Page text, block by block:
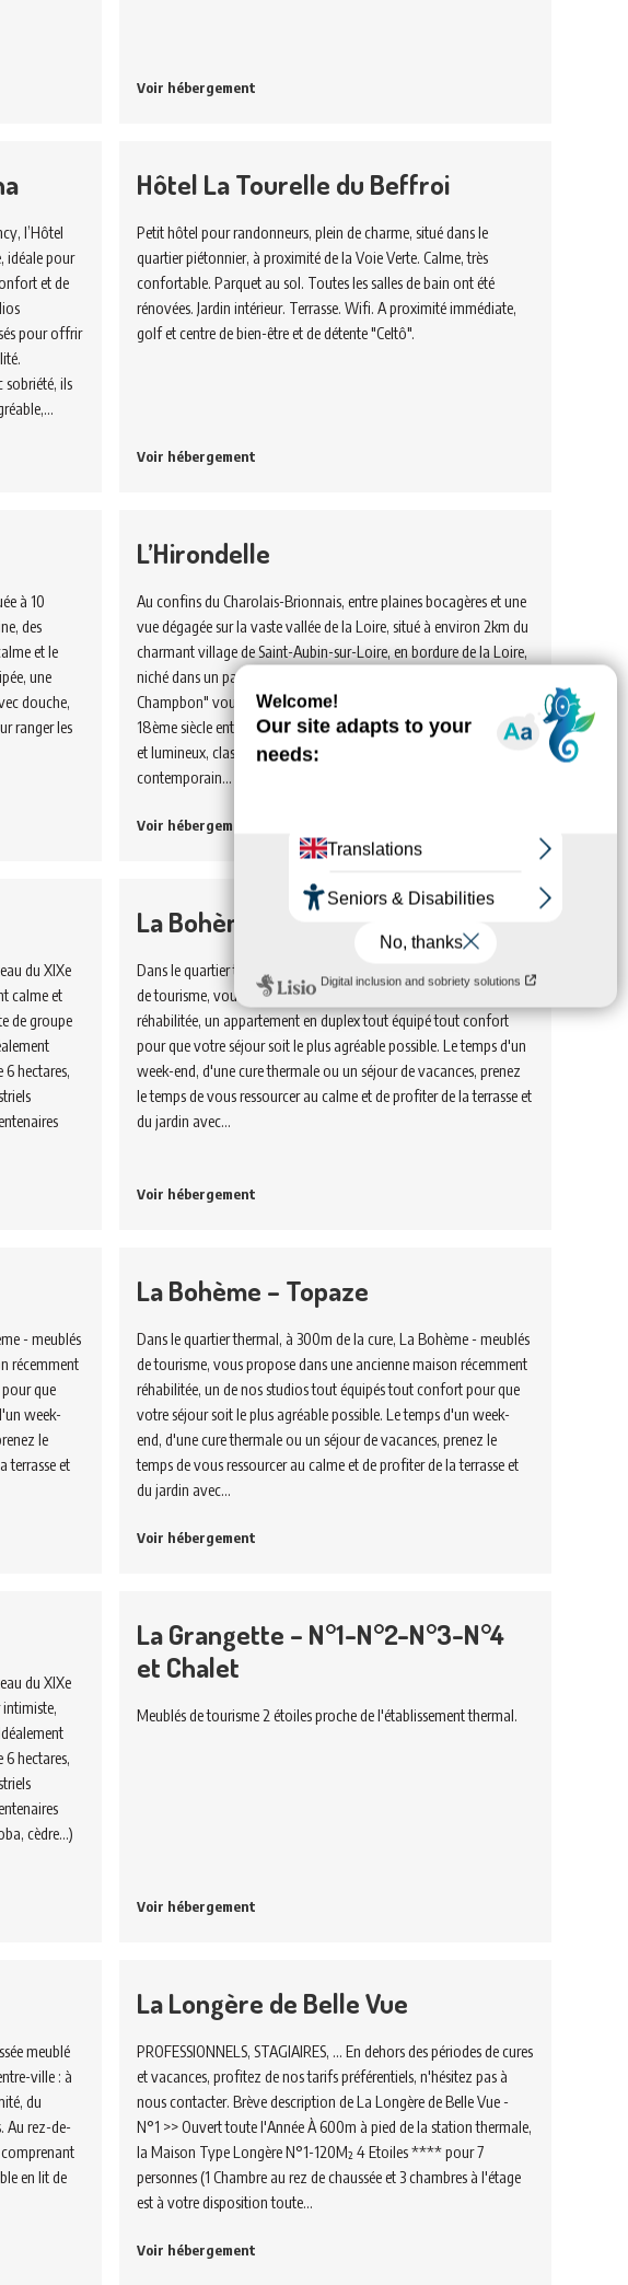
Voir hébergement
l’Hôtel
idéale pour
et de
pour offrir
sobriété, ils
Hôtel La Tourelle du Beffroi
Petit hôtel pour randonneurs, plein de charme, situé dans le
quartier piétonnier, à proximité de la Voie Verte. Calme, très
confortable. Parquet au sol. Toutes les salles de bain ont été
rénovées. Jardin intérieur. Terrasse. Wifi. A proximité immédiate,
golf et centre de bien-être et de détente "Celtô".
Voir hébergement
à 10
des
et le
une
douche,
ranger les
L’Hirondelle
Au confins du Charolais-Brionnais, entre plaines bocagères et une
vue dégagée sur la vaste vallée de la Loire, situé à environ 2km du
charmant village de Saint-Aubin-sur-Loire, en bordure de la Loire,
niché dans un paisible hameau résidentiel, "les Gîtes du
Champbon" vous accueillent dans un ancien corps de ferme du
18ème siècle entièrement restauré. Spacieux gîtes de bon confort
et lumineux, classés 3 étoiles. Doté d'un cachet campagnard
contemporain…
Voir hébergement
du XIXe
calme et
de groupe
6 hectares,
La Bohème – Cornaline
Dans le quartier thermal, à 300m de la cure, La Bohème - meublés
de tourisme, vous propose dans une ancienne maison récemment
réhabilitée, un appartement en duplex tout équipé tout confort
pour que votre séjour soit le plus agréable possible. Le temps d'un
week-end, d'une cure thermale ou un séjour de vacances, prenez
le temps de vous ressourcer au calme et de profiter de la terrasse et
du jardin avec…
Voir hébergement
- meublés
récemment
que
week-
le
terrasse et
La Bohème – Topaze
Dans le quartier thermal, à 300m de la cure, La Bohème - meublés
de tourisme, vous propose dans une ancienne maison récemment
réhabilitée, un de nos studios tout équipés tout confort pour que
votre séjour soit le plus agréable possible. Le temps d'un week-
end, d'une cure thermale ou un séjour de vacances, prenez le
temps de vous ressourcer au calme et de profiter de la terrasse et
du jardin avec…
Voir hébergement
du XIXe
intimiste,
6 hectares,
cèdre…)
La Grangette – N°1-N°2-N°3-N°4
et Chalet
Meublés de tourisme 2 étoiles proche de l'établissement thermal.
Voir hébergement
meublé
ville : à
du
Au rez-de-
en lit de
La Longère de Belle Vue
PROFESSIONNELS, STAGIAIRES, ... En dehors des périodes de cures
et vacances, profitez de nos tarifs préférentiels, n'hésitez pas à
nous contacter. Brève description de La Longère de Belle Vue -
N°1 >> Ouvert toute l'Année À 600m à pied de la station thermale,
la Maison Type Longère N°1-120M² 4 Etoiles **** pour 7
personnes (1 Chambre au rez de chaussée et 3 chambres à l'étage
est à votre disposition toute…
Voir hébergement